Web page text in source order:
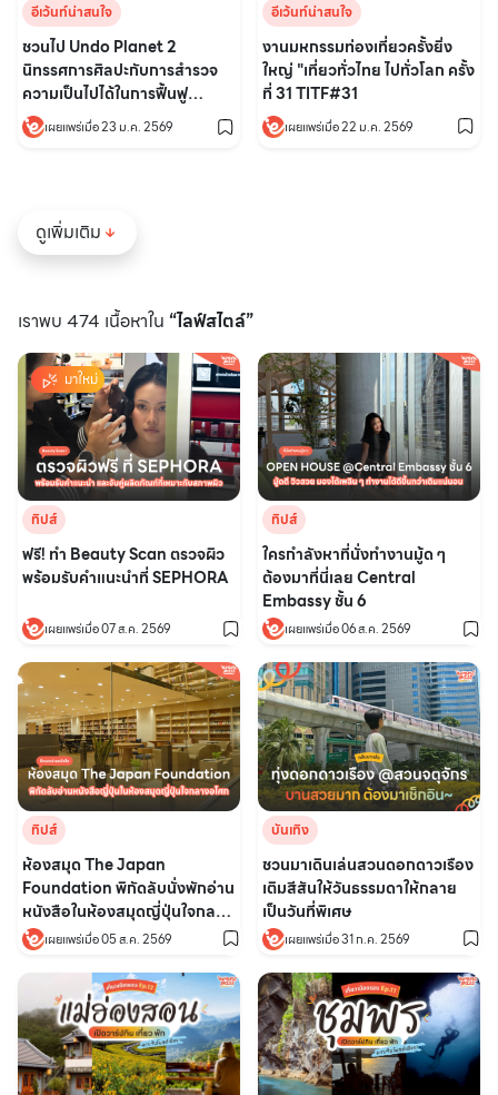
อีเว้นท์น่าสนใจ
ชวนไป Undo Planet 2
นิทรรศการศิลปะกับการสำรวจ
ความเป็นไปได้ในการฟื้นฟู
ธรรมชาติ
เผยแพร่เมื่อ 23 ม.ค. 2569
อีเว้นท์น่าสนใจ
งานมหกรรมท่องเที่ยวครั้งยิ่ง
ใหญ่ "เที่ยวทั่วไทย ไปทั่วโลก ครั้ง
ที่ 31 TITF#31
เผยแพร่เมื่อ 22 ม.ค. 2569
ดูเพิ่มเติม
เราพบ 474 เนื้อหาใน “ไลฟ์สไตล์”
มาใหม่
ทิปส์
ฟรี! ทำ Beauty Scan ตรวจผิว
พร้อมรับคำแนะนำที่ SEPHORA
เผยแพร่เมื่อ 07 ส.ค. 2569
ทิปส์
ใครกำลังหาที่นั่งทำงานมู้ด ๆ
ต้องมาที่นี่เลย Central
Embassy ชั้น 6
เผยแพร่เมื่อ 06 ส.ค. 2569
ทิปส์
ห้องสมุด The Japan
Foundation พิกัดลับนั่งพักอ่าน
หนังสือในห้องสมุดญี่ปุ่นใจกลาง
อโศกเผยแพร่เมื่อ 05 ส.ค. 2569
บันเทิง
ชวนมาเดินเล่นสวนดอกดาวเรือง
เติมสีสันให้วันธรรมดาให้กลาย
เป็นวันที่พิเศษ
เผยแพร่เมื่อ 31 ก.ค. 2569